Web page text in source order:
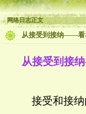
网络日志正文
从接受到接纳——看
从接受到接
接受和接纳